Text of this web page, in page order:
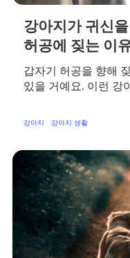
강아지 강아지 생활
강아지가 귀신
허공에 짖는 이
갑자기 허공을 향해
있을 거예요. 이런 강